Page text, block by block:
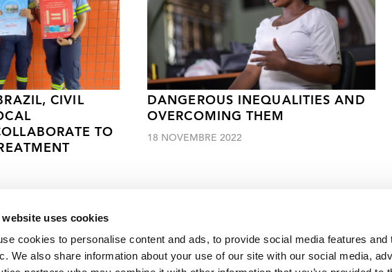
website uses cookies
cookies to personalise content and ads, to provide social media features and
We also share information about your use of our site with our social media,
CIVIL
TO
DANGEROUS INEQUALITIES AND
OVERCOMING THEM
18 NOVEMBRE 2022
le travail de l’ONUSIDA Cliquez ici pour accéder aux reportages, vidéos, publications,